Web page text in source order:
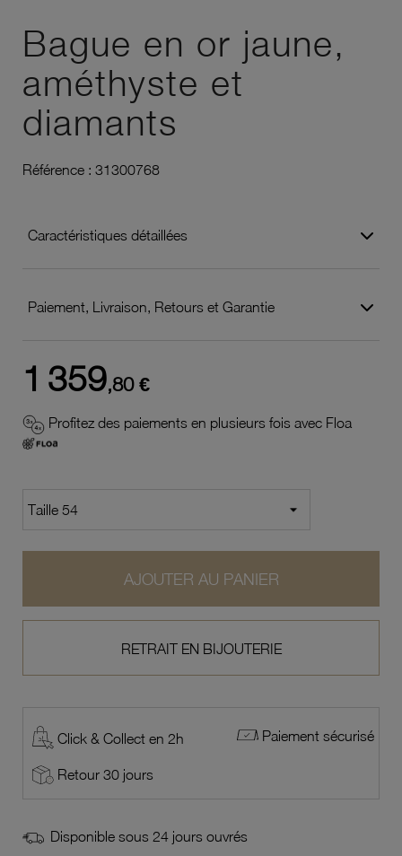
Bague en or jaune,
améthyste et
diamants
Référence : 31300768
Caractéristiques détaillées
Paiement, Livraison, Retours et Garantie
1 359,80 €
Profitez des paiements en plusieurs fois avec Floa
AJOUTER AU PANIER
RETRAIT EN BIJOUTERIE
Click & Collect en 2h Paiement sécurisé
Retour 30 jours
Disponible sous 24 jours ouvrés